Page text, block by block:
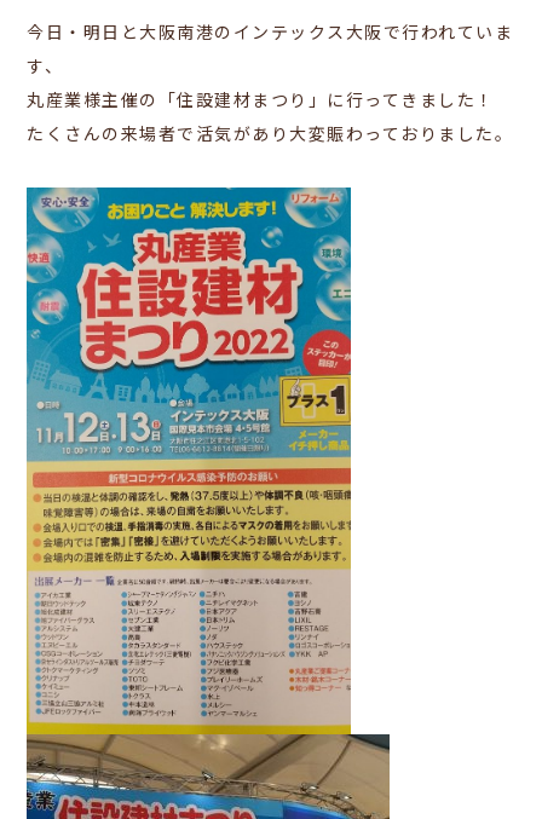
今日・明日と大阪南港のインテックス大阪で行われていま
す、
丸産業様主催の「住設建材まつり」に行ってきました！
たくさんの来場者で活気があり大変賑わっておりました。